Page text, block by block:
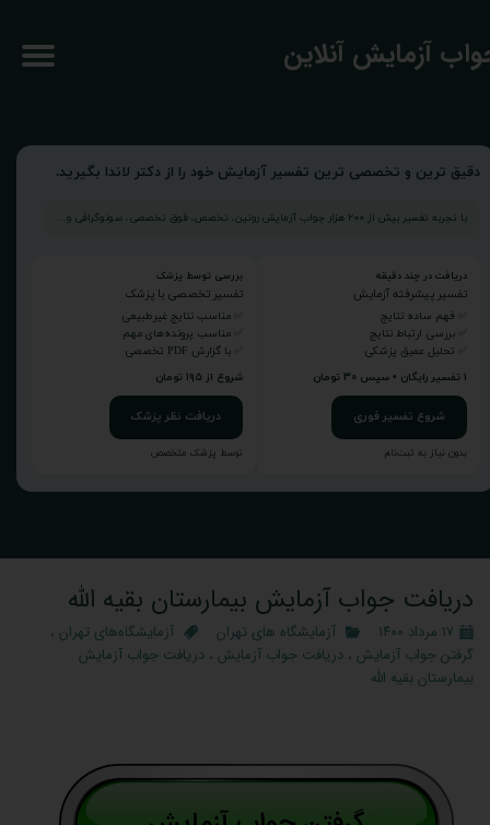
آزمایش آنلاین
دقیق ترین و تخصصی ترین تفسیر آزمایش خود را از دکتر لاندا بگیرید.
با تجربه تفسیر بیش از ۲۰۰ هزار جواب آزمایش روتین، تخصص، فوق تخصصی، سونوگرافی و...
دریافت در چند دقیقه
تفسیر پیشرفته آزمایش
✅ فهم ساده نتایج
✅ بررسی ارتباط نتایج
✅ تحلیل عمیق پزشکی
۱ تفسیر رایگان • سپس ۳۰ تومان
شروع تفسیر فوری
بدون نیاز به ثبت‌نام
بررسی توسط پزشک
تفسیر تخصصی با پزشک
✅ مناسب نتایج غیرطبیعی
✅ مناسب پرونده‌های مهم
✅ با گزارش PDF تخصصی
شروع از ۱۹۵ تومان
دریافت نظر پزشک
توسط پزشک متخصص
دریافت جواب آزمایش بیمارستان بقیه الله
۱۷ مرداد ۱۴۰۰ آزمایشگاه‌ های تهران آزمایشگاه‌های تهران ،
گرفتن جواب آزمایش ، دریافت جواب آزمایش ، دریافت جواب آزمایش
بیمارستان بقیه الله